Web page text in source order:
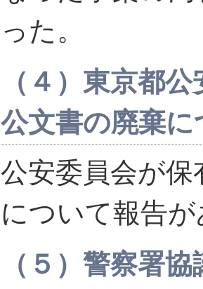
った。
（４）東京都
公文書の廃棄に
公安委員会が
について報告
（５）警察署